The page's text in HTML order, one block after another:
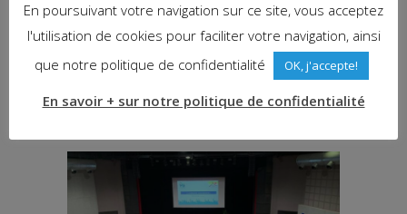
élaborer et voir
aboutir ce projet
innovant
En poursuivant votre navigation sur ce site, vous acceptez
l'utilisation de cookies pour faciliter votre navigation, ainsi
que notre politique de confidentialité
OK, j'accepte!
En savoir + sur notre politique de confidentialité